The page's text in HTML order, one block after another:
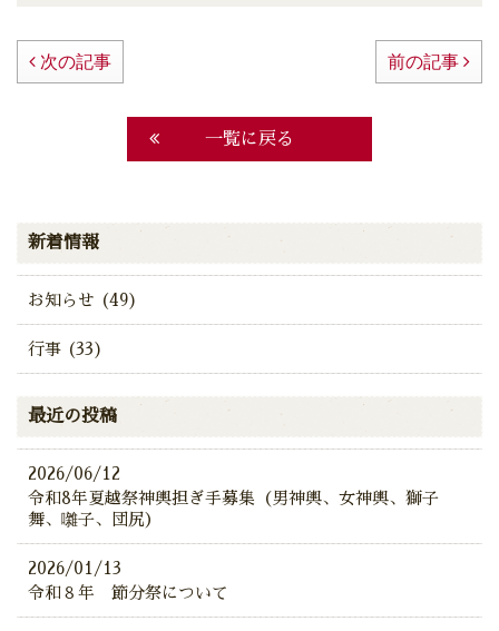
次の記事 前の記事
一覧に戻る
新着情報
お知らせ (49)
行事 (33)
最近の投稿
2026/06/12
令和8年夏越祭神輿担ぎ手募集（男神輿、女神輿、獅子
舞、囃子、団尻）
2026/01/13
令和８年 節分祭について